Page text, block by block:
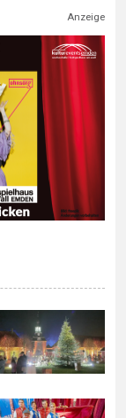
Anzeige